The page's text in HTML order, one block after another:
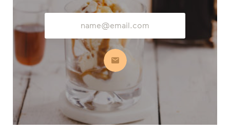
Mail-
Adresse
Abonnieren